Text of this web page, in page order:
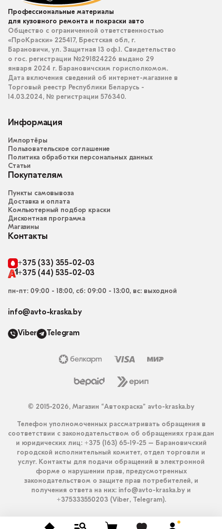
Профессиональные материалы
для кузовного ремонта и покраски авто
Общество с ограниченной ответственностью
«ПроКраски» 225417, Брестская обл, г.
Барановичи, ул. Защитная 13 оф.1. Свидетельство
о гос. регистрации №291824226 выдано 29
января 2024 г. Барановичским горисполкомом.
Дата включения сведений об интернет-магазине в
Торговый реестр Республики Беларусь -
14.03.2024, № регистрации 576340.
Информация
Импортёры
Пользовательское соглашение
Политика обработки персональных данных
Статьи
Покупателям
Пункты самовывоза
Доставка и оплата
Компьютерный подбор краски
Дисконтная программа
Магазины
Контакты
+375 (33) 355-02-03
+375 (44) 535-02-03
пн-пт: 09:00 - 18:00, сб: 09:00 - 13:00, вс: выходной
info@avto-kraska.by
Viber Telegram
© 2015-2026, Магазин “Автокраска” avto-kraska.by
Телефон уполномоченных рассматривать обращения в
соответствии с законодательством об обращениях граждан
и юридических лиц: +375 (163) 65-19-25 – Барановичский
городской исполнительный комитет, отдел торговли и
услуг. Контакты для подачи обращений в электронной
форме о нарушении прав, предусмотренных
законодательством о защите прав потребителей, и
получения ответа на них: info@avto-kraska.by и
+375333550203 (Viber, Telegram).